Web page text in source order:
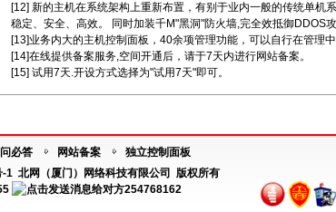
[12] 新的主机在系统架构上重新布置，有别于业内一般的传统单机
稳定、安全、高效。 同时加装千M"黑洞"防火墙,完全效抵御DDOS攻
[13]业务内大的主机控制面板，40余项管理功能，可以自行在管理中
[14]在线提供备案服务,空间开通后，请于7天内进行网站备案。
[15] 试用7天.开设方式选择为"试用7天"即可。
必答 网站备案
独立控制面板
-1 北网（厦门）网络科技有限公司 版权所有
254768162